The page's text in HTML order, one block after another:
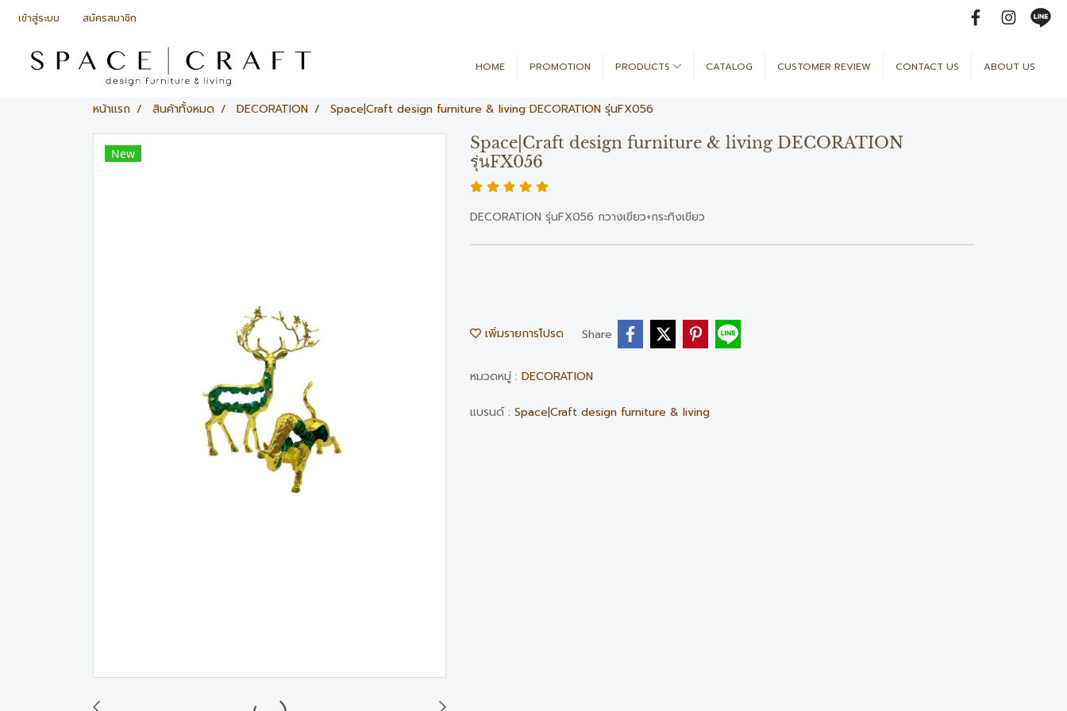
เข้าสู่ระบบ สมัครสมาชิก
HOME PROMOTION PRODUCTS CATALOG CUSTOMER REVIEW CONTACT US ABOUT US
หน้าแรก สินค้าทั้งหมด DECORATION Space|Craft design furniture & living DECORATION รุ่นFX056
New
Space|Craft design furniture & living DECORATION
รุ่นFX056
DECORATION รุ่นFX056 กวางเขียว+กระทิงเขียว
เพิ่มรายการโปรด Share
หมวดหมู่ : DECORATION
แบรนด์ : Space|Craft design furniture & living